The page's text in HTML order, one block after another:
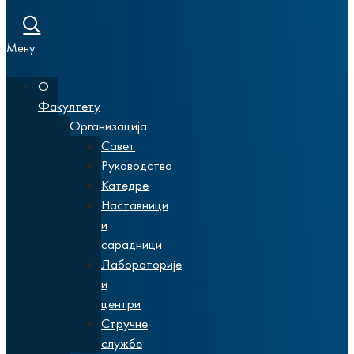
Мену
О
Факултету
Организација
Савет
Руководство
Катедре
Наставници
и
сарадници
Лабораторије
и
центри
Стручне
службе